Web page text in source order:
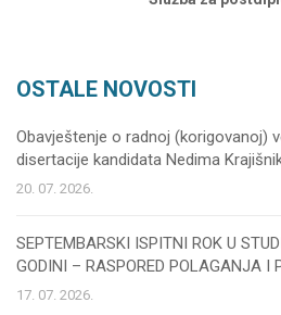
OSTALE NOVOSTI
Obavještenje o radnoj (korigovanoj)
disertacije kandidata Nedima
20. 07. 2026.
SEPTEMBARSKI ISPITNI ROK U
GODINI – RASPORED POLAGANJA I
17. 07. 2026.